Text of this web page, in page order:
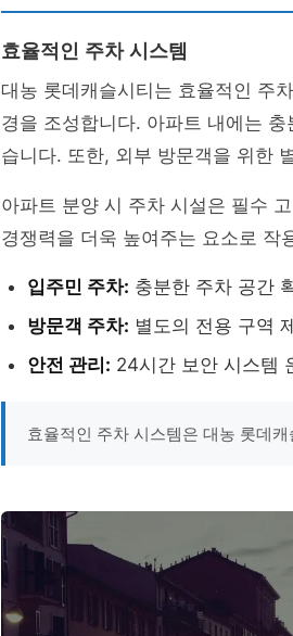
효율적인 주차 시스템
대농 롯데캐슬시티는 효율적인 주
경을 조성합니다. 아파트 내에는
습니다. 또한, 외부 방문객을 위한
아파트 분양 시 주차 시설은 필수
경쟁력을 더욱 높여주는 요소로 작
입주민 주차: 충분한 주차 공간
방문객 주차: 별도의 전용 구역
안전 관리: 24시간 보안 시스템
효율적인 주차 시스템은 대농 롯데